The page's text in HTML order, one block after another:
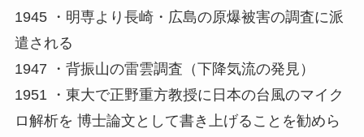
1945 ・明専より長崎・広島の原爆被害の調査に派
遣される
1947 ・背振山の雷雲調査（下降気流の発見）
1951 ・東大で正野重方教授に日本の台風のマイク
ロ解析を 博士論文として書き上げることを勧めら